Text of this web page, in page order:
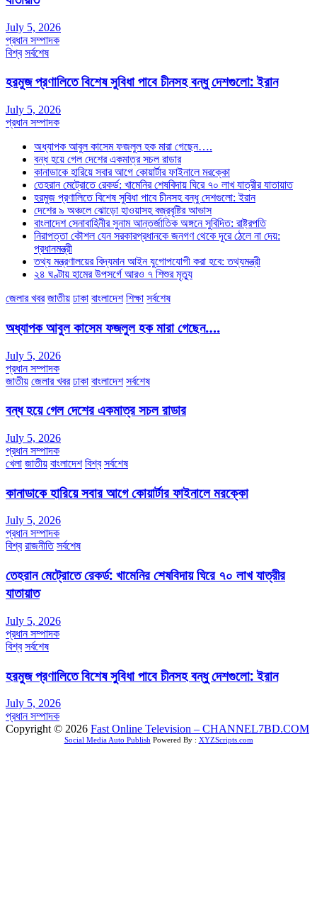
July 5, 2026
প্রধান সম্পাদক
বিশ্ব সর্বশেষ
হরমুজ প্রণালিতে বিশেষ সুবিধা পাবে চীনসহ বন্ধু দেশগুলো: ইরান
July 5, 2026
প্রধান সম্পাদক
অধ্যাপক আবুল কাসেম ফজলুল হক মারা গেছেন….
বন্ধ হয়ে গেল দেশের একমাত্র সচল রাডার
কানাডাকে হারিয়ে সবার আগে কোয়ার্টার ফাইনালে মরক্কো
তেহরান মেট্রোতে রেকর্ড: খামেনির শেষবিদায় ঘিরে ৭০ লাখ যাত্রীর যাতায়াত
হরমুজ প্রণালিতে বিশেষ সুবিধা পাবে চীনসহ বন্ধু দেশগুলো: ইরান
দেশের ৯ অঞ্চলে ঝোড়ো হাওয়াসহ বজ্রবৃষ্টির আভাস
বাংলাদেশ সেনাবাহিনীর সুনাম আন্তর্জাতিক অঙ্গনে সুবিদিত: রাষ্ট্রপতি
নিরাপত্তা কৌশল যেন সরকারপ্রধানকে জনগণ থেকে দূরে ঠেলে না দেয়:
প্রধানমন্ত্রী
তথ্য মন্ত্রণালয়ের বিদ্যমান আইন যুগোপযোগী করা হবে: তথ্যমন্ত্রী
২৪ ঘণ্টায় হামের উপসর্গে আরও ৭ শিশুর মৃত্যু
জেলার খবর জাতীয় ঢাকা বাংলাদেশ শিক্ষা সর্বশেষ
অধ্যাপক আবুল কাসেম ফজলুল হক মারা গেছেন….
July 5, 2026
প্রধান সম্পাদক
জাতীয় জেলার খবর ঢাকা বাংলাদেশ সর্বশেষ
বন্ধ হয়ে গেল দেশের একমাত্র সচল রাডার
July 5, 2026
প্রধান সম্পাদক
খেলা জাতীয় বাংলাদেশ বিশ্ব সর্বশেষ
কানাডাকে হারিয়ে সবার আগে কোয়ার্টার ফাইনালে মরক্কো
July 5, 2026
প্রধান সম্পাদক
বিশ্ব রাজনীতি সর্বশেষ
তেহরান মেট্রোতে রেকর্ড: খামেনির শেষবিদায় ঘিরে ৭০ লাখ যাত্রীর
যাতায়াত
July 5, 2026
প্রধান সম্পাদক
বিশ্ব সর্বশেষ
হরমুজ প্রণালিতে বিশেষ সুবিধা পাবে চীনসহ বন্ধু দেশগুলো: ইরান
July 5, 2026
প্রধান সম্পাদক
Copyright © 2026 Fast Online Television – CHANNEL7BD.COM
Social Media Auto Publish Powered By : XYZScripts.com